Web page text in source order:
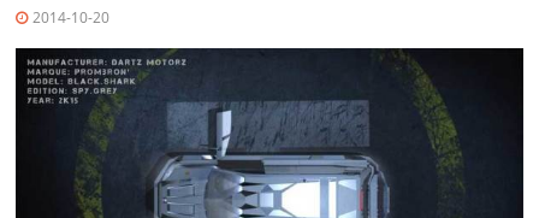
2014-10-20